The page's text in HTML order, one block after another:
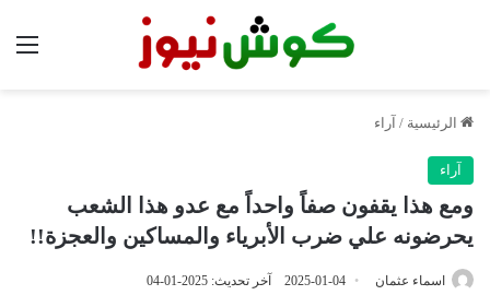
الرئيسية / آراء
آراء
ومع هذا يقفون صفاً واحداً مع عدو هذا الشعب
يحرضونه علي ضرب الأبرياء والمساكين والعجزة!!
اسماء عثمان 2025-01-04 آخر تحديث: 2025-01-04